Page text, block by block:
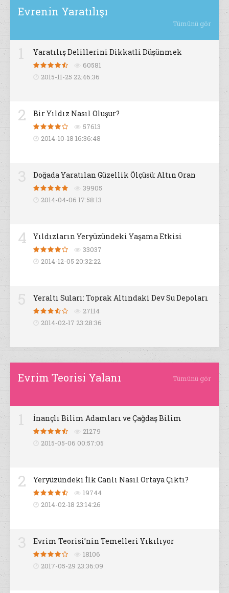
Evrenin Yaratılışı
Tümünü gör
Yaratılış Delillerini Dikkatli Düşünmek
60581
2015-11-25 22:46:36
2 Bir Yıldız Nasıl Oluşur?
57613
2014-10-18 16:36:48
Doğada Yaratılan Güzellik Ölçüsü: Altın Oran
39905
2014-04-06 17:58:13
4 Yıldızların Yeryüzündeki Yaşama Etkisi
33037
2014-12-05 20:32:22
Yeraltı Suları: Toprak Altındaki Dev Su Depoları
27114
2014-02-17 23:28:36
Evrim Teorisi Yalanı Tümünü gör
İnançlı Bilim Adamları ve Çağdaş Bilim
21279
2015-05-06 00:57:05
2 Yeryüzündeki İlk Canlı Nasıl Ortaya Çıktı?
19744
2014-02-18 23:14:26
Evrim Teorisi’nin Temelleri Yıkılıyor
18106
2017-05-29 23:36:09